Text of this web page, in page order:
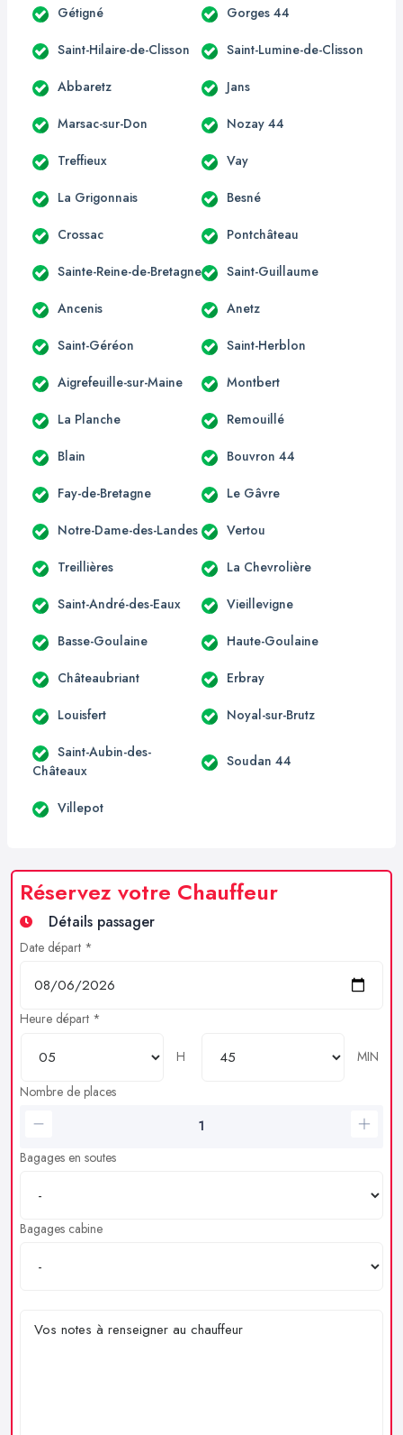
Gétigné Gorges 44
Saint-Hilaire-de-Clisson Saint-Lumine-de-Clisson
Abbaretz Jans
Marsac-sur-Don Nozay 44
Treffieux Vay
La Grigonnais Besné
Crossac Pontchâteau
Sainte-Reine-de-Bretagne Saint-Guillaume
Ancenis Anetz
Saint-Géréon Saint-Herblon
Aigrefeuille-sur-Maine Montbert
La Planche Remouillé
Blain Bouvron 44
Fay-de-Bretagne Le Gâvre
Notre-Dame-des-Landes Vertou
Treillières La Chevrolière
Saint-André-des-Eaux Vieillevigne
Basse-Goulaine Haute-Goulaine
Châteaubriant Erbray
Louisfert Noyal-sur-Brutz
Saint-Aubin-des-
Châteaux
Soudan 44
Villepot
Réservez votre Chauffeur
Détails passager
Date départ *
Heure départ *
H
MIN
Nombre de places
Bagages en soutes
Bagages cabine